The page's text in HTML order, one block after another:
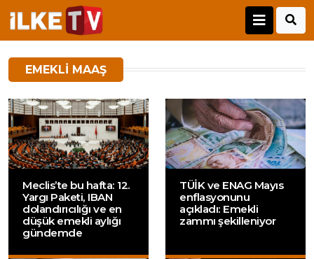
EMEKLI MAAŞ
Meclis’te bu hafta: 12.
Yargı Paketi, IBAN
dolandırıcılığı ve en
düşük emekli aylığı
gündemde
TÜİK ve ENAG Mayıs
enflasyonunu
açıkladı: Emekli
zammı şekilleniyor